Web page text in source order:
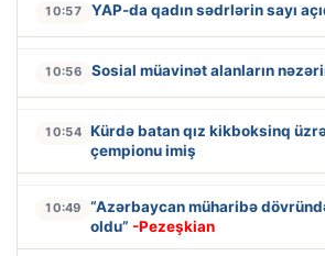
10:57 YAP-da qadın sədrlərin sayı
10:56 Sosial müavinət alanların
10:54 Kürdə batan qız kikboksinq
çempionu imiş
10:49
“Azərbaycan müharibə
oldu” -Pezeşkian